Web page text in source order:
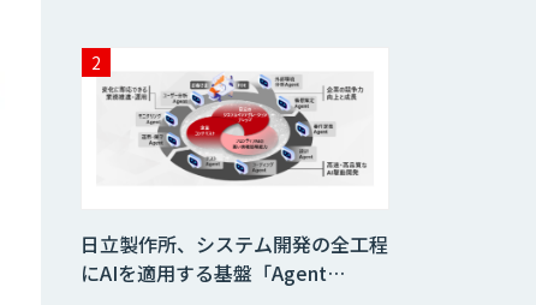
日立製作所、システム開発の全工程
にAIを適用する基盤「Agent…